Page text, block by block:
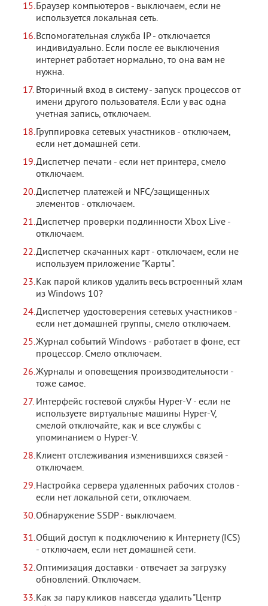
Браузер компьютеров - выключаем, если не
используется локальная сеть.
Вспомогательная служба IP - отключается
индивидуально. Если после ее выключения
интернет работает нормально, то она вам не
нужна.
Вторичный вход в систему - запуск процессов от
имени другого пользователя. Если у вас одна
учетная запись, отключаем.
Группировка сетевых участников - отключаем,
если нет домашней сети.
Диспетчер печати - если нет принтера, смело
отключаем.
Диспетчер платежей и NFC/защищенных
элементов - отключаем.
Диспетчер проверки подлинности Xbox Live -
отключаем.
Диспетчер скачанных карт - отключаем, если не
используем приложение "Карты".
Как парой кликов удалить весь встроенный хлам
из Windows 10?
Диспетчер удостоверения сетевых участников -
если нет домашней группы, смело отключаем.
Журнал событий Windows - работает в фоне, ест
процессор. Смело отключаем.
Журналы и оповещения производительности -
тоже самое.
Интерфейс гостевой службы Hyper-V - если не
используете виртуальные машины Hyper-V,
смелой отключайте, как и все службы с
упоминанием о Hyper-V.
Клиент отслеживания изменившихся связей -
отключаем.
Настройка сервера удаленных рабочих столов -
если нет локальной сети, отключаем.
Обнаружение SSDP - выключаем.
Общий доступ к подключению к Интернету (ICS)
- отключаем, если нет домашней сети.
Оптимизация доставки - отвечает за загрузку
обновлений. Отключаем.
Как за пару кликов навсегда удалить "Центр